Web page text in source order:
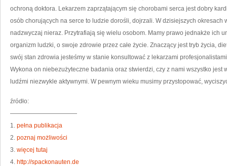
NA
ochroną doktora. Lekarzem zaprzątającym się chorobami serca jest dobry
osób chorujących na serce to ludzie dorośli, dojrzali. W dzisiejszych okresach
nadzwyczaj nieraz. Przytrafiają się wielu osobom. Mamy prawo jednakże ich
organizm ludzki, o swoje zdrowie przez całe życie. Znaczący jest tryb życia,
swój stan zdrowia jesteśmy w stanie konsultować z lekarzami
Wykona on niebezużyteczne badania oraz stwierdzi, czy z nami wszystko jest
ludźmi niezwykle aktywnymi. W pewnym wieku musimy przystopować,
źródło:
———————————
1. pełna publikacja
2. poznaj możliwości
3. więcej tutaj
4. http://spackonauten.de